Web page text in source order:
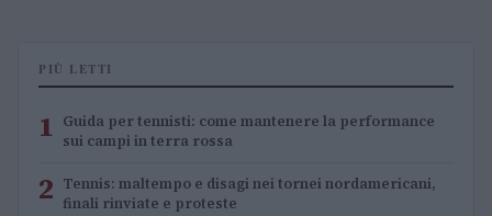
PIÙ LETTI
1 Guida per tennisti: come mantenere la performance
sui campi in terra rossa
2 Tennis: maltempo e disagi nei tornei nordamericani,
finali rinviate e proteste